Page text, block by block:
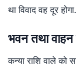
था विवाद वह दूर होगा.
भवन तथा
कन्या राशि वाले